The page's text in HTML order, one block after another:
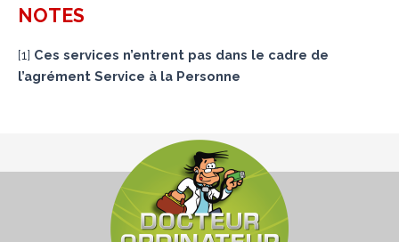
NOTES
[1] Ces services n’entrent pas dans le cadre de
l’agrément Service à la Personne